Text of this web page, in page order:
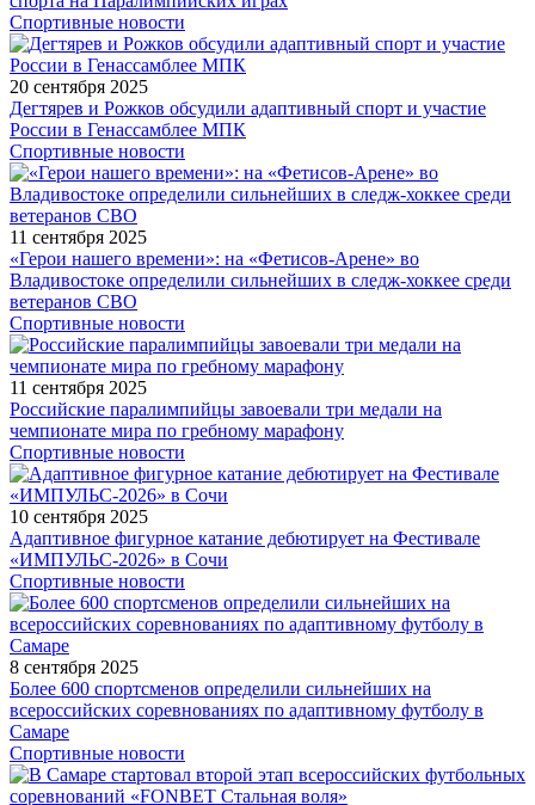
Спортивные новости
20 сентября 2025
Дегтярев и Рожков обсудили адаптивный спорт и участие
России в Генассамблее МПК
Спортивные новости
11 сентября 2025
«Герои нашего времени»: на «Фетисов-Арене» во
Владивостоке определили сильнейших в следж-хоккее среди
ветеранов СВО
Спортивные новости
11 сентября 2025
Российские паралимпийцы завоевали три медали на
чемпионате мира по гребному марафону
Спортивные новости
10 сентября 2025
Адаптивное фигурное катание дебютирует на Фестивале
«ИМПУЛЬС-2026» в Сочи
Спортивные новости
8 сентября 2025
Более 600 спортсменов определили сильнейших на
всероссийских соревнованиях по адаптивному футболу в
Самаре
Спортивные новости